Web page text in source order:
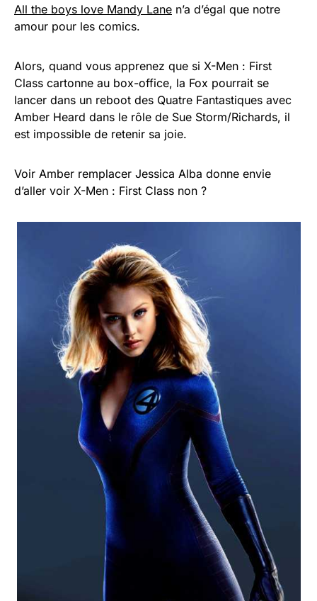
All the boys love Mandy Lane n’a d’égal que notre
amour pour les comics.
Alors, quand vous apprenez que si X-Men : First
Class cartonne au box-office, la Fox pourrait se
lancer dans un reboot des Quatre Fantastiques avec
Amber Heard dans le rôle de Sue Storm/Richards, il
est impossible de retenir sa joie.
Voir Amber remplacer Jessica Alba donne envie
d’aller voir X-Men : First Class non ?